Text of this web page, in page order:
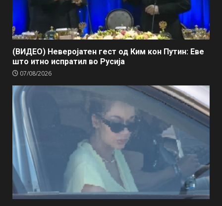
(ВИДЕО) Неверојатен гест од Ким кон Путин: Еве
што итно испратил во Русија
07/08/2026